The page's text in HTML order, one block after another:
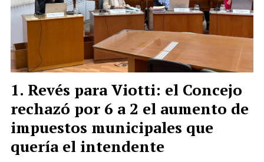
Revés para Viotti: el Concejo
rechazó por 6 a 2 el aumento de
impuestos municipales que
quería el intendente